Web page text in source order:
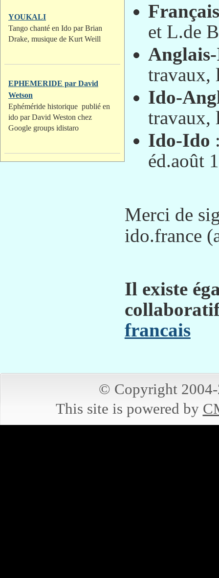
YOUKALI
Tango chanté en Ido par Brian
Drake, musique de Kurt Weill
EPHEMERIDE par David
Wetson
Ephéméride historique publié en
ido par David Weston chez
Google groups idistaro
et L.de
travaux,
Ido-
travaux,
Ido-Ido
éd.août
Merci de
ido.france
Il existe
francais
© Copyright
This site is powered by